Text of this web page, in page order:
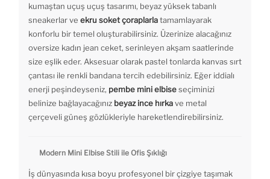
kumaştan uçuş uçuş tasarımı, beyaz yüksek tabanlı
sneakerlar ve ekru soket çoraplarlatamamlayarak
konforlu bir temel oluşturabilirsiniz. Üzerinize alacağınız
oversize kadın jean ceket, serinleyen akşam saatlerinde
size eşlik eder. Aksesuar olarak pastel tonlarda kanvas sırt
çantası ile renkli bandana tercih edebilirsiniz. Eğer iddialı
enerji peşindeyseniz, pembe mini elbiseseçiminizi
belinize bağlayacağınız beyaz ince hırkave metal
çerçeveli güneş gözlükleriyle hareketlendirebilirsiniz.
Modern Mini Elbise Stili ile Ofis Şıklığı
İş dünyasında kısa boyu profesyonel bir çizgiye taşımak